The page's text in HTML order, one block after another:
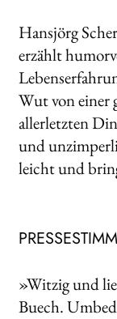
Hansjörg
erzählt
Wut von einer
allerletzten
und
leicht und
»Witzig und
Buech.